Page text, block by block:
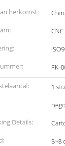
herkomst:
FK-
1
Details:
5~8